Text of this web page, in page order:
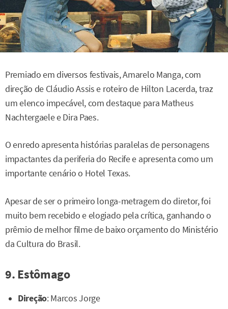
Premiado em diversos festivais, Amarelo Manga, com
direção de Cláudio Assis e roteiro de Hilton Lacerda, traz
um elenco impecável, com destaque para Matheus
Nachtergaele e Dira Paes.
O enredo apresenta histórias paralelas de personagens
impactantes da periferia do Recife e apresenta como um
importante cenário o Hotel Texas.
Apesar de ser o primeiro longa-metragem do diretor, foi
muito bem recebido e elogiado pela crítica, ganhando o
prêmio de melhor filme de baixo orçamento do Ministério
da Cultura do Brasil.
9. Estômago
Direção: Marcos Jorge